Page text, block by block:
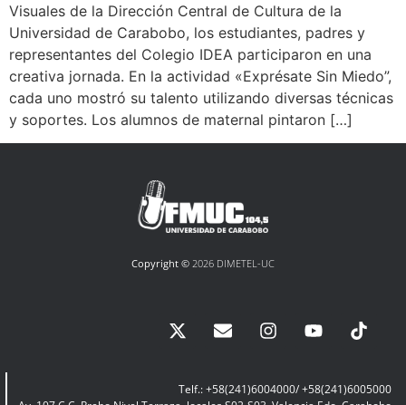
Visuales de la Dirección Central de Cultura de la
Universidad de Carabobo, los estudiantes, padres y
representantes del Colegio IDEA participaron en una
creativa jornada. En la actividad «Exprésate Sin Miedo”,
cada uno mostró su talento utilizando diversas técnicas
y soportes. Los alumnos de maternal pintaron […]
Copyright © 2026 DIMETEL-UC
Telf.: +58(241)6004000/ +58(241)6005000